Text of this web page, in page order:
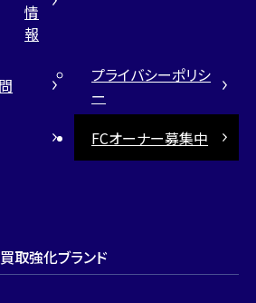
情
報
プライバシーポリシ
ー
FCオーナー募集中
買取強化ブランド